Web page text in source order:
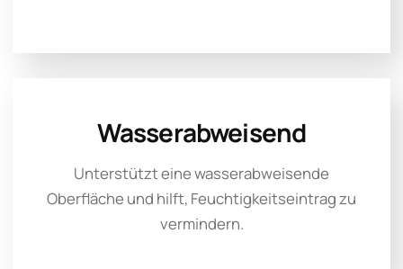
Wasserabweisend
Unterstützt eine wasserabweisende
Oberfläche und hilft, Feuchtigkeitseintrag zu
vermindern.